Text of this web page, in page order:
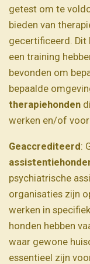
getest om te
bieden van
gecertificeerd. Dit
een training
bevonden om
bepaalde
therapiehonden
werken en/of
Geaccrediteerd:
psychiatrische
organisaties zijn
werken in
honden hebben
waar gewone
essentieel zijn